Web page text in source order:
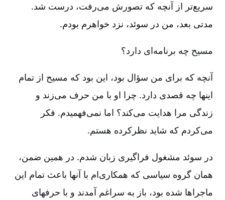
سریع‌تر از آنچه که تصورش می‌رفت‌، درست شد.
مدتی بعد، من در سوئد، نزد خواهرم بودم‌.
مسیح چه برنامه‌ای دارد؟
آنچه که برای من سؤال بود، این بود که مسیح از تمام
اینها چه قصدی دارد. چرا او با من حرف می‌زند و
زندگی مرا هدایت می‌کند؟ اما نمی‌فهمیدم‌. فکر
می‌کردم که شاید نظرکرده هستم‌.
در سوئد مشغول فراگیری زبان شدم‌. در همین ضمن‌،
همان گروه سیاسی که همکاری‌ام با آنها باعث تمام این
ماجراها شده بود، باز به سراغم آمدند و با حرفهای